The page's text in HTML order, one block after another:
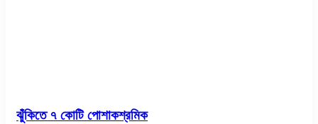
ঝুঁকিতে ৭ কোটি পোশাকশ্রমিক